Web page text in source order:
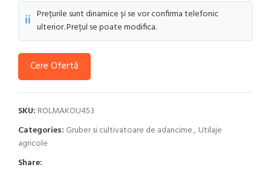
ℹ️ Prețurile sunt dinamice și se vor confirma telefonic
ulterior. Prețul se poate modifica.
Cere Ofertă
SKU: ROLMAKOU453
Categories: Gruber si cultivatoare de adancime, Utilaje
agricole
Share: